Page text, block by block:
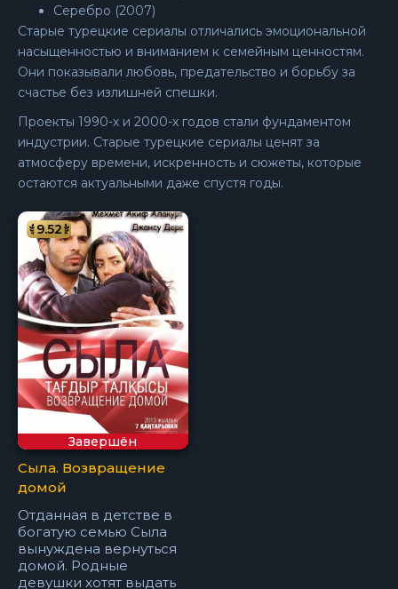
Серебро (2007)
Старые турецкие сериалы отличались эмоциональной
насыщенностью и вниманием к семейным ценностям.
Они показывали любовь, предательство и борьбу за
счастье без излишней спешки.
Проекты 1990-х и 2000-х годов стали фундаментом
индустрии. Старые турецкие сериалы ценят за
атмосферу времени, искренность и сюжеты, которые
остаются актуальными даже спустя годы.
Завершён
9.52
Сыла. Возвращение
домой
Отданная в детстве в
богатую семью Сыла
вынуждена вернуться
домой. Родные
девушки хотят выдать